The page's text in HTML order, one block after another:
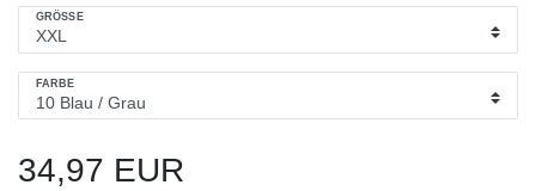
GRÖSSE
FARBE
34,97 EUR